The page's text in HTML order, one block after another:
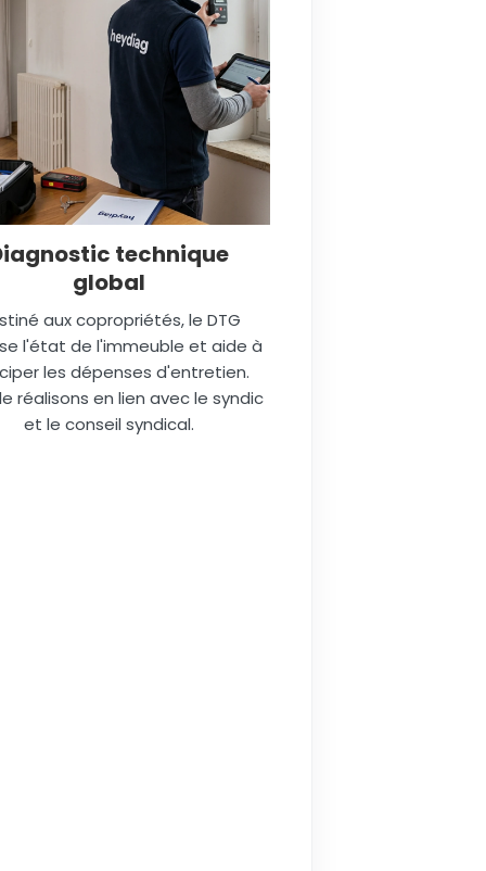
technique
global
aux copropriétés, le DTG
l'état de l'immeuble et aide à
les dépenses d'entretien.
réalisons en lien avec le syndic
et le conseil syndical.